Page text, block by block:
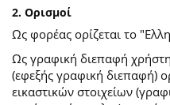
2. Ορισμοί
Ως φορέας ορίζεται το
Ως γραφική διεπαφή
(εφεξής γραφική διεπαφή)
εικαστικών στοιχείων